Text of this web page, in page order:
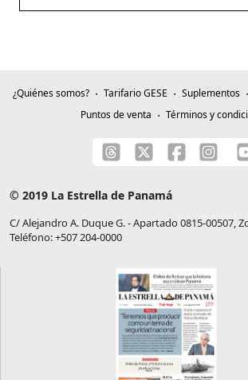
¿Quiénes somos? Tarifario GESE Suplementos
Puntos de venta
Términos y
© 2019 La Estrella de Panamá
C/ Alejandro A. Duque G. - Apartado 0815-00507,
Teléfono: +507 204-0000